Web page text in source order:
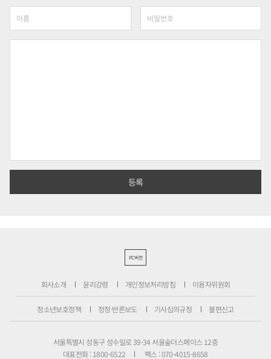
PC버전
회사소개 윤리강령 개인정보처리방침 이용자위원회
청소년보호정책 정정·반론보도 기사심의규정 불편신고
서울특별시 성동구 성수일로 39-34 서울숲더스페이스 12층
대표전화 : 1800-6522
팩스 : 070-4015-8658